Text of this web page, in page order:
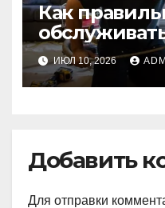
Как
дымовые
важные
ИЮЛ 10, 2026
Добавить
Для отправки